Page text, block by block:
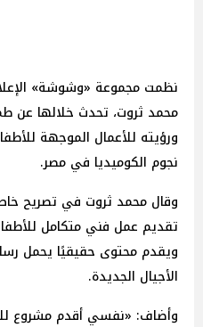
نظمت مجموعة «وشوشة»
محمد ثروت، تحدث خلالها عن
ورؤيته للأعمال الموجهة
نجوم الكوميديا في مصر.
وقال محمد ثروت في تصريح
تقديم عمل فني متكامل
ويقدم محتوى حقيقيًا يحمل
الأجيال الجديدة.
وأضاف: «نفسي أقدم مشروع